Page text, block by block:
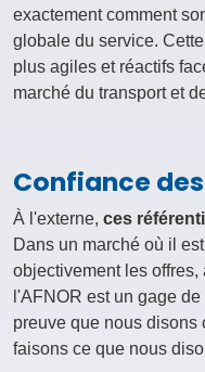
exactement comment
globale du service.
plus agiles et réactifs
marché du transport et
Confiance
À l'externe, ces
Dans un marché où il
objectivement les
l'AFNOR est un gage
preuve que nous disons
faisons ce que nous